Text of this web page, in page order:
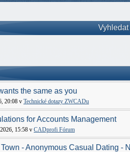
the same as you
20:08 v Technické dotazy ZWCADu
for Accounts Management
15:58 v CADprofi Fórum
- Anonymous Casual Dating -